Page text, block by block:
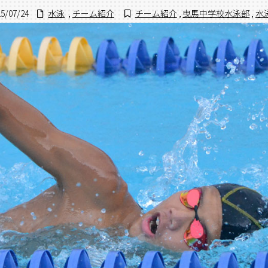
07/24 水泳 , チーム紹介 チーム紹介 , 曳馬中学校水泳部 , 水